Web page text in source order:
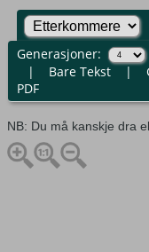
Generasjoner:
| Bare Tekst|
PDF
NB: Du må kanskje dra